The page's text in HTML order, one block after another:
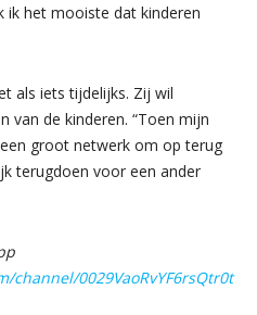
ik het mooiste dat kinderen
als iets tijdelijks. Zij wil
van de kinderen. “Toen mijn
groot netwerk om op terug
terugdoen voor een ander
channel/0029VaoRvYF6rsQtr0t